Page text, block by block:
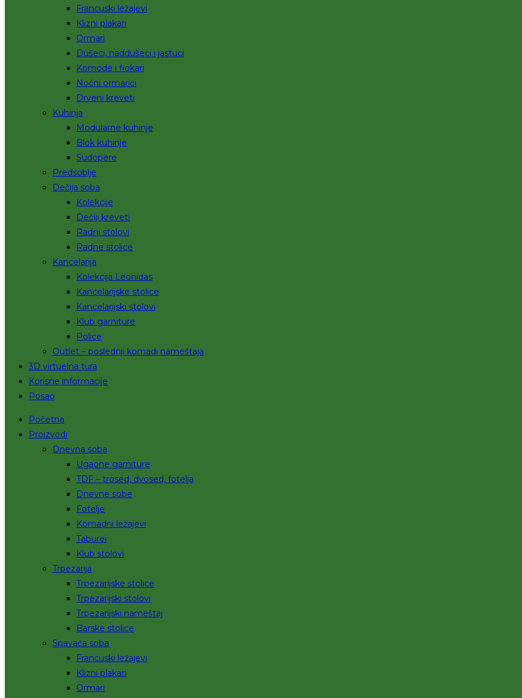
Francuski ležajevi
Klizni plakari
Ormari
Dušeci, naddušeci i jastuci
Komode i fiokari
Noćni ormarići
Drveni kreveti
Kuhinja
Modularne kuhinje
Blok kuhinje
Sudopere
Predsoblje
Dečija soba
Kolekcije
Dečiji kreveti
Radni stolovi
Radne stolice
Kancelarija
Kolekcija Leonidas
Kancelarijske stolice
Kancelarijski stolovi
Klub garniture
Police
Outlet – poslednji komadi nameštaja
3D virtuelna tura
Korisne informacije
Posao
Početna
Proizvodi
Dnevna soba
Ugaone garniture
TDF – trosed, dvosed, fotelja
Dnevne sobe
Fotelje
Komadni ležajevi
Taburei
Klub stolovi
Trpezarija
Trpezarijske stolice
Trpezarijski stolovi
Trpezarijski nameštaj
Barske stolice
Spavaća soba
Francuski ležajevi
Klizni plakari
Ormari